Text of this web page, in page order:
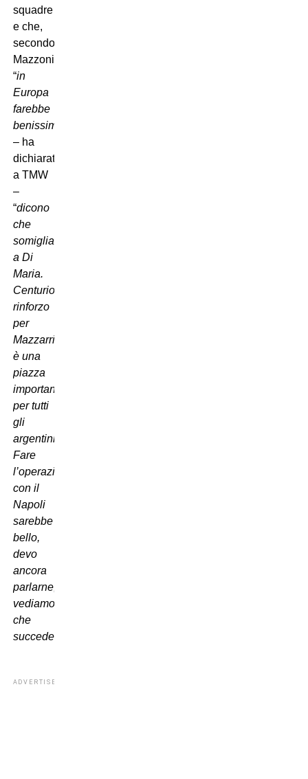
squadre
e che,
secondo
Mazzoni,
“in
Europa
farebbe
benissimo
– ha
dichiarato
a TMW
–
“dicono
che
somiglia
a Di
Maria.
Centurion possibile
rinforzo
per
Mazzarri? Napoli
è una
piazza
importante
per tutti
gli
argentini.
Fare
l’operazione
con il
Napoli
sarebbe
bello,
devo
ancora
parlarne,
vediamo
che
succede“
ADVERTISEMENT